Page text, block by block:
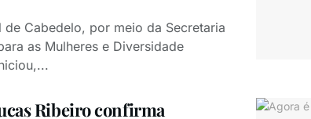
de Cabedelo, por meio da Secretaria
as Mulheres e Diversidade
Ribeiro confirma